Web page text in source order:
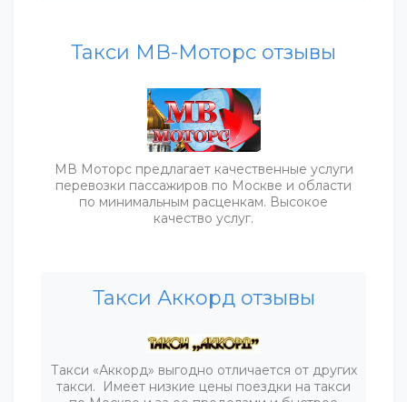
Такси МВ-Моторс отзывы
МВ Моторс предлагает качественные услуги
перевозки пассажиров по Москве и области
по минимальным расценкам. Высокое
качество услуг.
Такси Аккорд отзывы
Такси «Аккорд» выгодно отличается от других
такси. Имеет низкие цены поездки на такси